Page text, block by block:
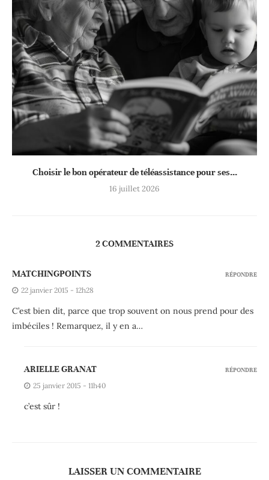
Choisir le bon opérateur de téléassistance pour ses...
16 juillet 2026
2 COMMENTAIRES
MATCHINGPOINTS
22 janvier 2015 - 12h28
C’est bien dit, parce que trop souvent on nous prend pour des
imbéciles ! Remarquez, il y en a…
RÉPONDRE
ARIELLE GRANAT
25 janvier 2015 - 11h40
c’est sûr !
RÉPONDRE
LAISSER UN COMMENTAIRE